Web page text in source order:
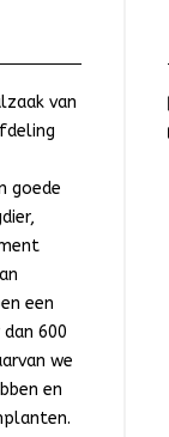
van
goede
een
600
we
en